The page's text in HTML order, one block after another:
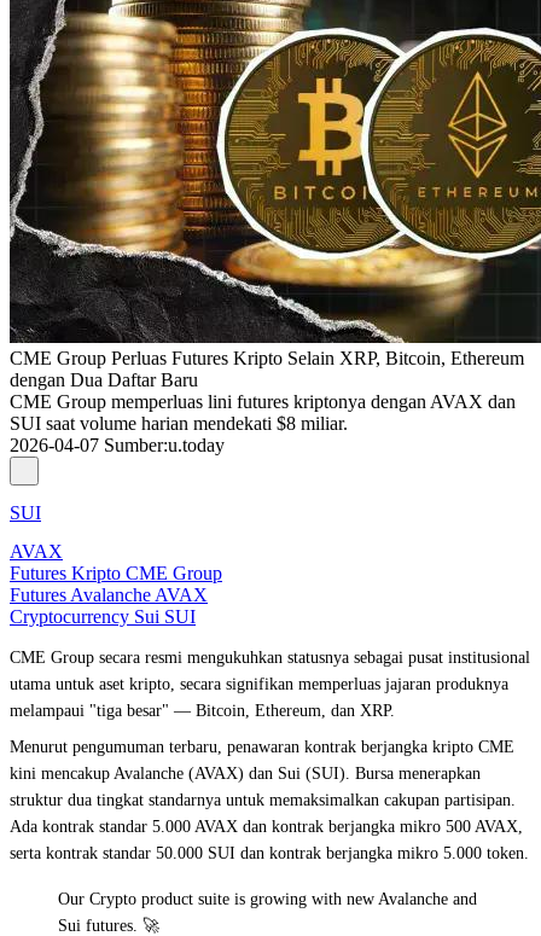
CME Group Perluas Futures Kripto Selain XRP, Bitcoin, Ethereum
dengan Dua Daftar Baru
CME Group memperluas lini futures kriptonya dengan AVAX dan
SUI saat volume harian mendekati $8 miliar.
2026-04-07 Sumber:u.today
SUI
AVAX
Futures Kripto CME Group
Futures Avalanche AVAX
Cryptocurrency Sui SUI
CME Group secara resmi mengukuhkan statusnya sebagai pusat institusional
utama untuk aset kripto, secara signifikan memperluas jajaran produknya
melampaui "tiga besar" — Bitcoin, Ethereum, dan XRP.
Menurut pengumuman terbaru, penawaran kontrak berjangka kripto CME
kini mencakup Avalanche (AVAX) dan Sui (SUI). Bursa menerapkan
struktur dua tingkat standarnya untuk memaksimalkan cakupan partisipan.
Ada kontrak standar 5.000 AVAX dan kontrak berjangka mikro 500 AVAX,
serta kontrak standar 50.000 SUI dan kontrak berjangka mikro 5.000 token.
Our Crypto product suite is growing with new Avalanche and
Sui futures. 🚀